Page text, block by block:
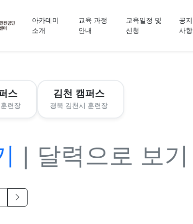
아카데미
소개
교육 과정
안내
교육일정 및
신청
공지
사항
스
련장
김천 캠퍼스
경북 김천시 훈련장
| 달력으로 보기